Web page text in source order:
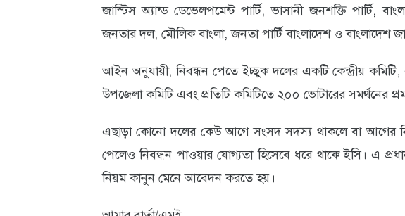
জাস্টিস অ্যান্ড ডেভেলপমেন্ট পার্টি, ভাসানী জনশক্তি পার্টি,
জনতার দল, মৌলিক বাংলা, জনতা পার্টি বাংলাদেশ ও বাংলাদেশ
আইন অনুযায়ী, নিবন্ধন পেতে ইচ্ছুক দলের একটি কেন্দ্রীয়
উপজেলা কমিটি এবং প্রতিটি কমিটিতে ২০০ ভোটারের সমর্থনের
এছাড়া কোনো দলের কেউ আগে সংসদ সদস্য থাকলে বা আগের
পেলেও নিবন্ধন পাওয়ার যোগ্যতা হিসেবে ধরে থাকে ইসি। এ
নিয়ম কানুন মেনে আবেদন করতে হয়।